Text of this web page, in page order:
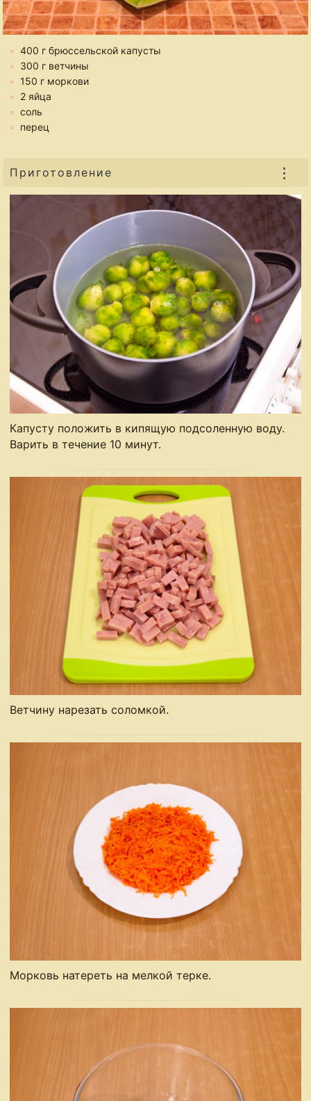
400 г брюссельской капусты
300 г ветчины
150 г моркови
2 яйца
соль
перец
Приготовление ⋮
Капусту положить в кипящую подсоленную воду.
Варить в течение 10 минут.
Ветчину нарезать соломкой.
Морковь натереть на мелкой терке.